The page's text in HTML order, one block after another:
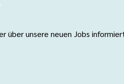
über unsere neuen Jobs